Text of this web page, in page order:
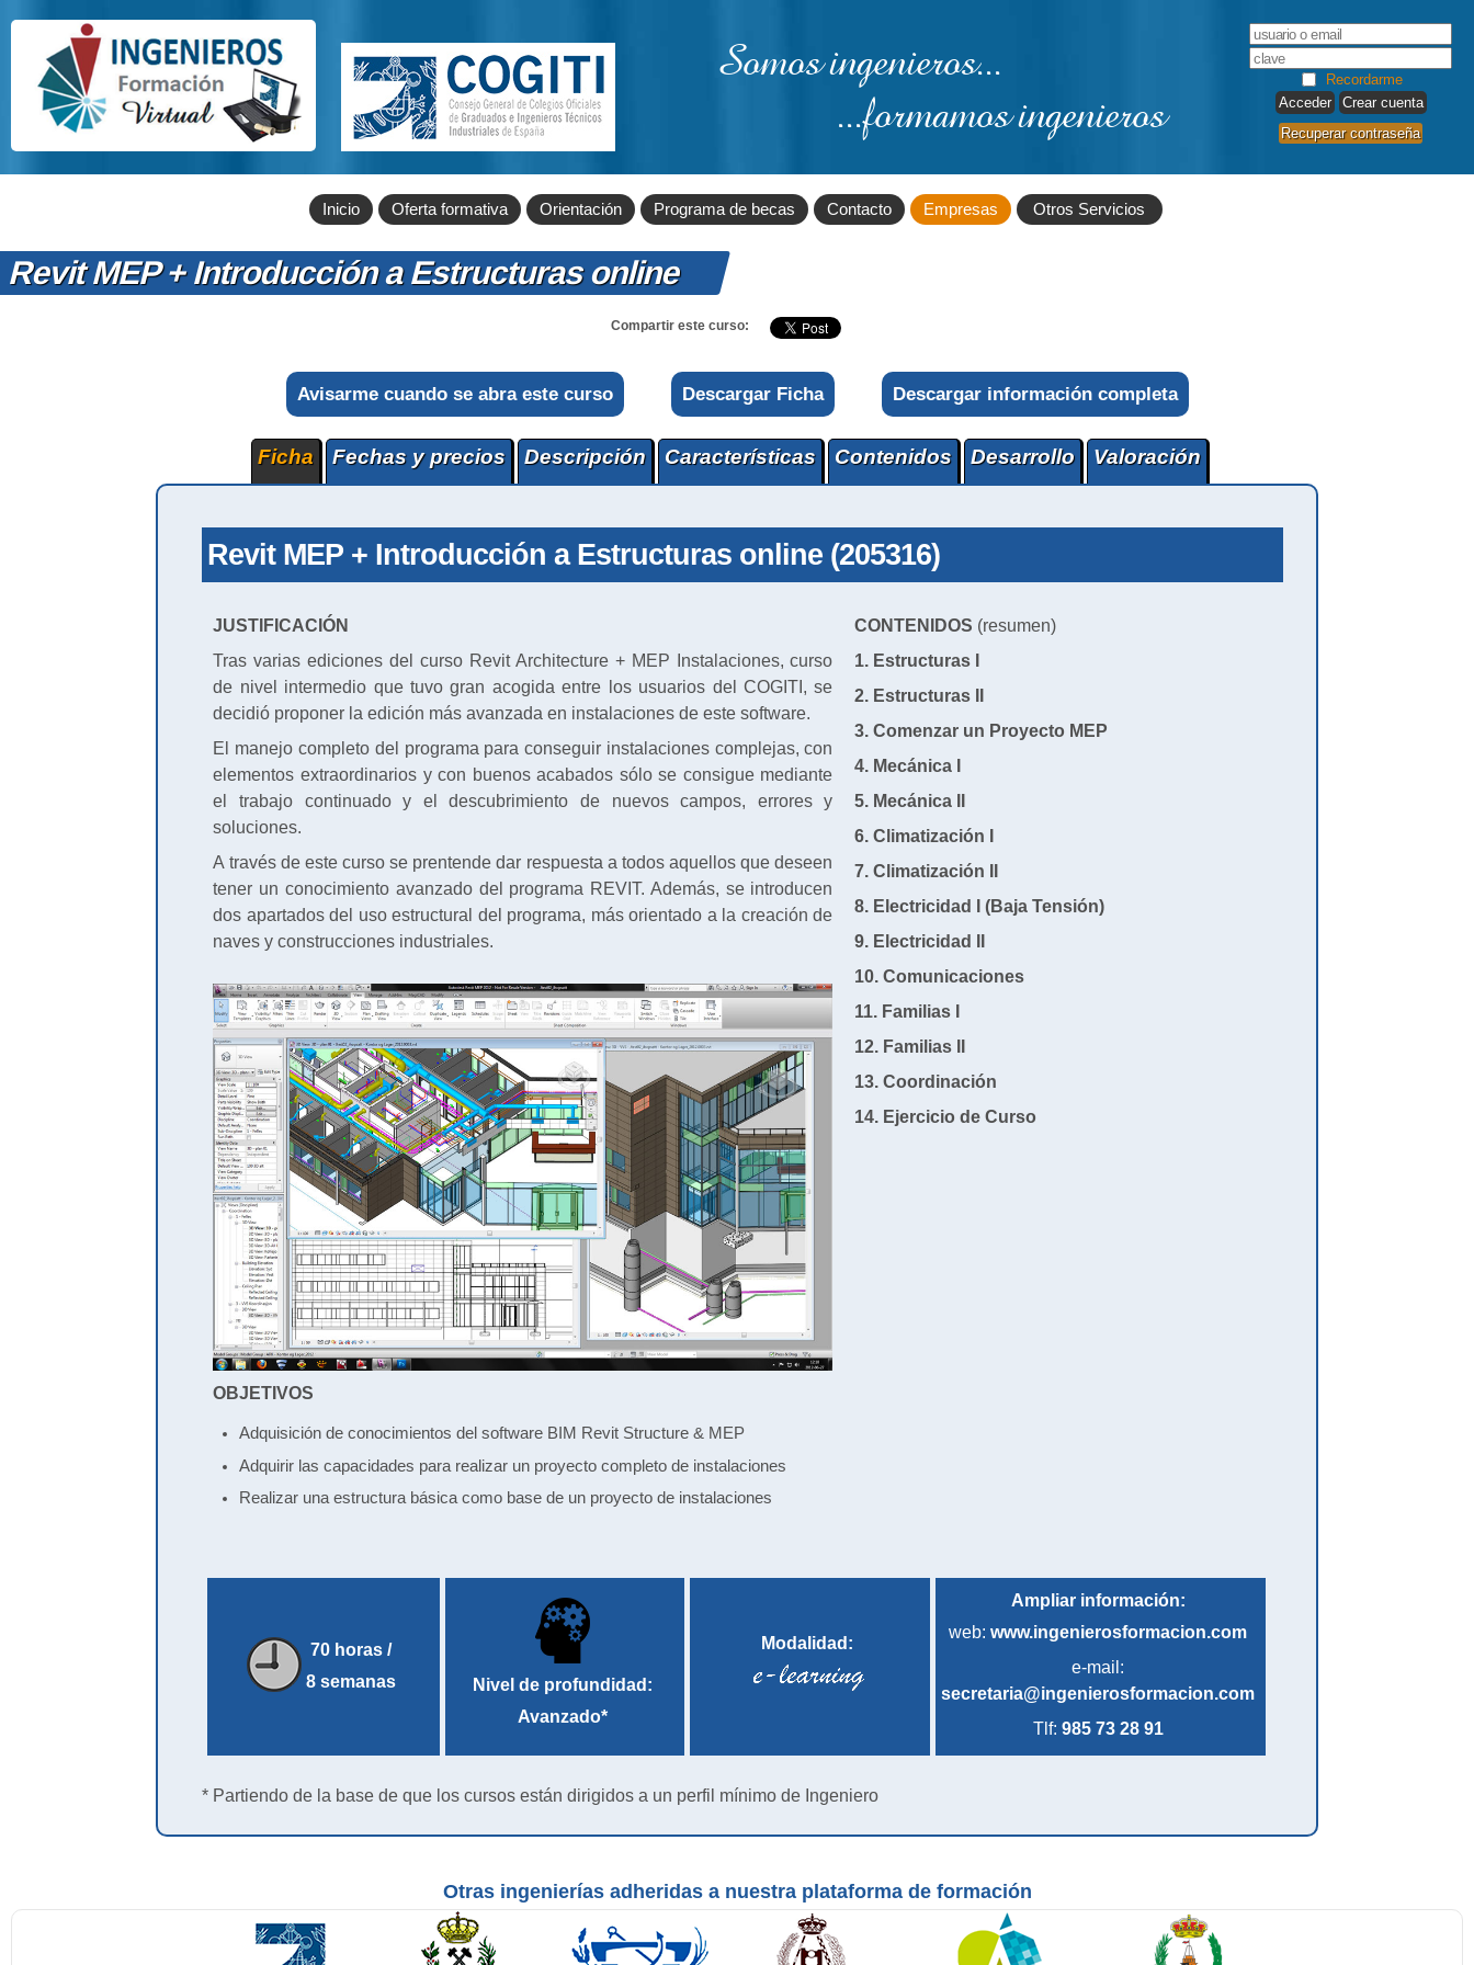
Somos ingenieros...
...formamos ingenieros
Recordarme
Crear cuenta
Recuperar contraseña
Inicio Oferta formativa Orientación Programa de becas Contacto Empresas Otros Servicios
Revit MEP + Introducción a Estructuras online
Compartir este curso:
Avisarme cuando se abra este curso Descargar Ficha Descargar información completa
Ficha Fechas y precios Descripción Características Contenidos Desarrollo Valoración
Revit MEP + Introducción a Estructuras online (205316)
JUSTIFICACIÓN
Tras varias ediciones del curso Revit Architecture + MEP Instalaciones, curso
de nivel intermedio que tuvo gran acogida entre los usuarios del COGITI, se
decidió proponer la edición más avanzada en instalaciones de este software.
El manejo completo del programa para conseguir instalaciones complejas, con
elementos extraordinarios y con buenos acabados sólo se consigue mediante
el trabajo continuado y el descubrimiento de nuevos campos, errores y
soluciones.
A través de este curso se prentende dar respuesta a todos aquellos que deseen
tener un conocimiento avanzado del programa REVIT. Además, se introducen
dos apartados del uso estructural del programa, más orientado a la creación de
naves y construcciones industriales.
OBJETIVOS
Adquisición de conocimientos del software BIM Revit Structure & MEP
Adquirir las capacidades para realizar un proyecto completo de instalaciones
Realizar una estructura básica como base de un proyecto de instalaciones
CONTENIDOS (resumen)
1. Estructuras I
2. Estructuras II
3. Comenzar un Proyecto MEP
4. Mecánica I
5. Mecánica II
6. Climatización I
7. Climatización II
8. Electricidad I (Baja Tensión)
9. Electricidad II
10. Comunicaciones
11. Familias I
12. Familias II
13. Coordinación
14. Ejercicio de Curso
70 horas /
8 semanas
Nivel de profundidad:
Avanzado*
Modalidad:
Ampliar información:
web:www.ingenierosformacion.com
e-mail:
secretaria@ingenierosformacion.com
Tlf: 985 73 28 91
* Partiendo de la base de que los cursos están dirigidos a un perfil mínimo de Ingeniero
Otras ingenierías adheridas a nuestra plataforma de formación